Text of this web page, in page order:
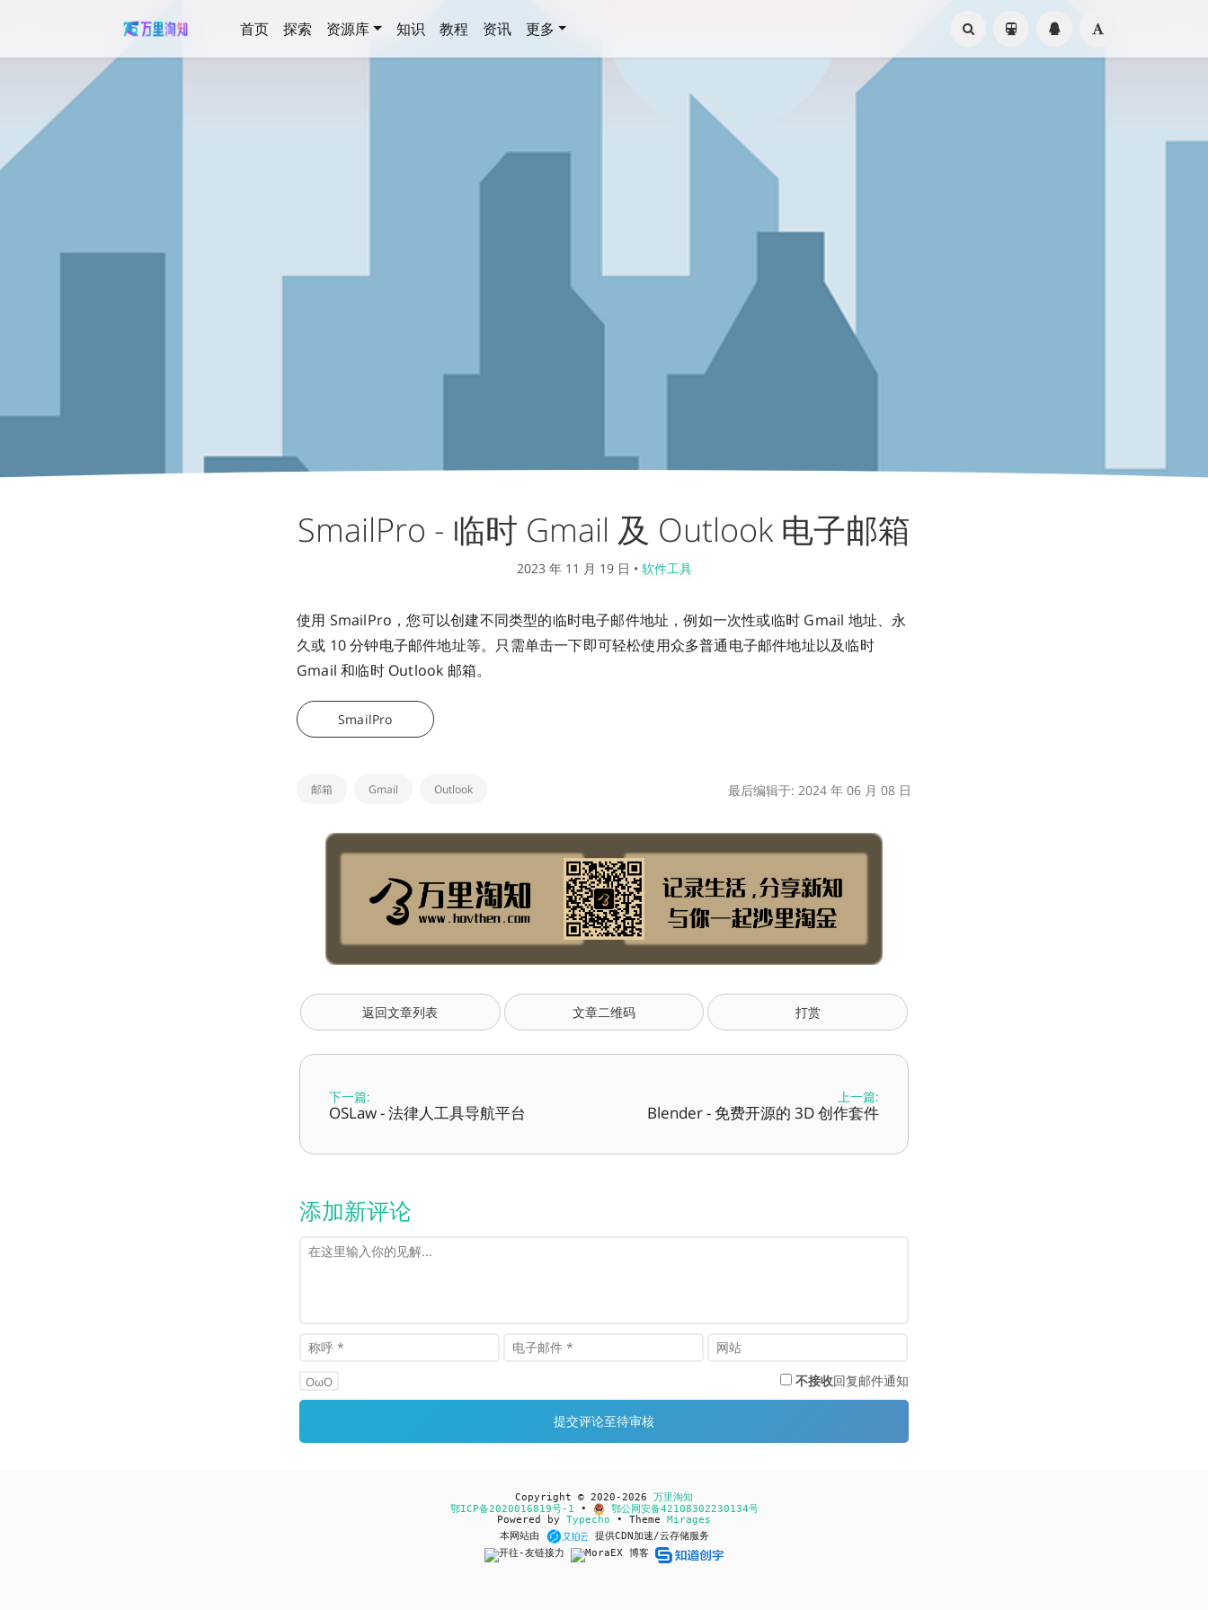
首页 探索 资源库 知识 教程 资讯 更多
SmailPro - 临时 Gmail 及 Outlook 电子邮箱
2023 年 11 月 19 日 • 软件工具
使用 SmailPro，您可以创建不同类型的临时电子邮件地址，例如一次性或临时 Gmail 地址、永
久或 10 分钟电子邮件地址等。只需单击一下即可轻松使用众多普通电子邮件地址以及临时
Gmail 和临时 Outlook 邮箱。
SmailPro
邮箱 Gmail Outlook 最后编辑于: 2024 年 06 月 08 日
返回文章列表 文章二维码 打赏
下一篇:
OSLaw - 法律人工具导航平台
上一篇:
Blender - 免费开源的 3D 创作套件
添加新评论
OωO 不接收回复邮件通知
Copyright © 2020-2026 万里淘知
鄂ICP备2020016819号-1 •
鄂公网安备42108302230134号
Powered by Typecho • Theme Mirages
本网站由
提供CDN加速/云存储服务